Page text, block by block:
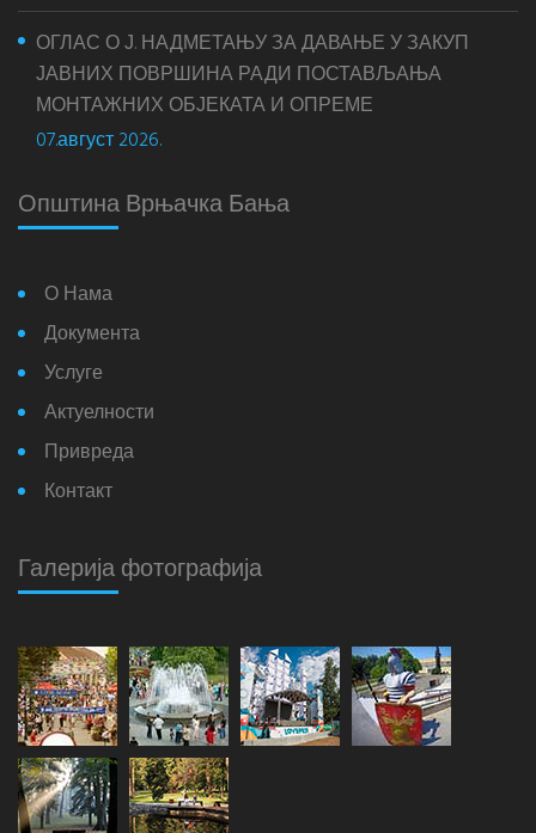
ОГЛАС О Ј. НАДМЕТАЊУ ЗА ДАВАЊЕ У ЗАКУП
ЈАВНИХ ПОВРШИНА РАДИ ПОСТАВЉАЊА
МОНТАЖНИХ ОБЈЕКАТА И ОПРЕМЕ
07.август 2026.
Општина Врњачка Бања
О Нама
Документа
Услуге
Актуелности
Привреда
Контакт
Галерија фотографија